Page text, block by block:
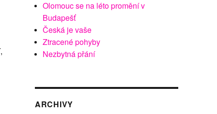
Olomouc se na léto promění v
Budapešť
Česká je vaše
Ztracené pohyby
Nezbytná přání
ARCHIVY